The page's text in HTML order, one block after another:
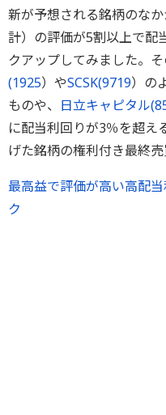
新が予想される銘柄のな
計）の評価が5割以上で配
クアップしてみました。
(1925）やSCSK(9719）の
ものや、 日立キャピタル(
に配当利回りが3％を超え
げた銘柄の権利付き最終売
最高益で評価が高い高配
ク